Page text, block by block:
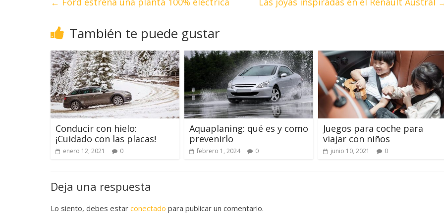
También te puede gustar
Conducir con hielo:
¡Cuidado con las placas!
enero 12, 2021 0
Aquaplaning: qué es y como
prevenirlo
febrero 1, 2024 0
Juegos para coche para
viajar con niños
junio 10, 2021 0
Deja una respuesta
Lo siento, debes estar conectado para publicar un comentario.